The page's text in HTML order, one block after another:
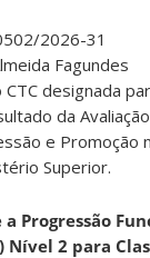
2026-31
Fagundes
designada
da
e Promoção
Superior.
Progressão
Nível 2 para